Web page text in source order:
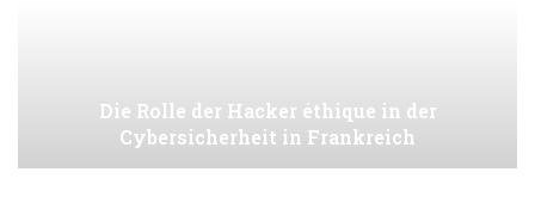
Die Rolle der Hacker éthique in der
Cybersicherheit in Frankreich